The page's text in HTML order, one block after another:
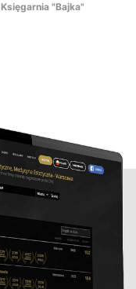
Księgarnia "Bajka"